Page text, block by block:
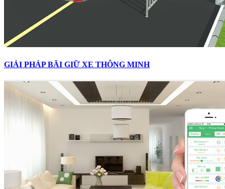
GIẢI PHÁP BÃI GIỮ XE THÔNG MINH